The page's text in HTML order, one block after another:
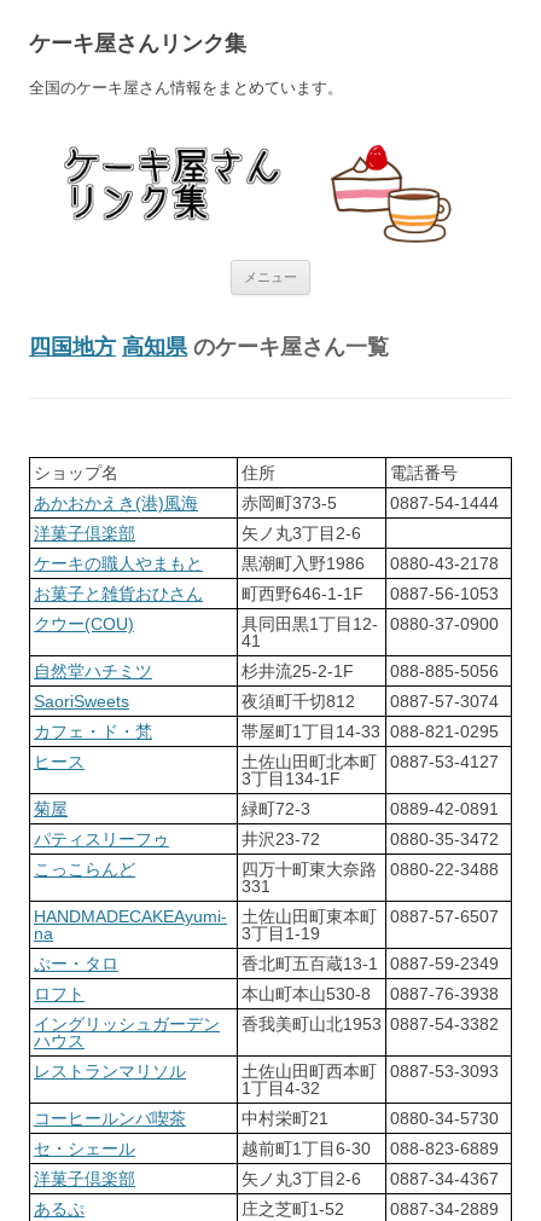
ケーキ屋さんリンク集
全国のケーキ屋さん情報をまとめています。
メニュー
四国地方 高知県 のケーキ屋さん一覧
ショップ名 住所
電話番号
あかおかえき(港)風海
赤岡町373-5
0887-54-1444
洋菓子倶楽部
矢ノ丸3丁目2-6
ケーキの職人やまもと
黒潮町入野1986
0880-43-2178
お菓子と雑貨おひさん
町西野646-1-1F
0887-56-1053
クウー(COU)
具同田黒1丁目12-
41
0880-37-0900
自然堂ハチミツ 杉井流25-2-1F
088-885-5056
SaoriSweets
夜須町千切812
0887-57-3074
カフェ・ド・梵
帯屋町1丁目14-33 088-821-0295
ヒース
土佐山田町北本町
3丁目134-1F
0887-53-4127
菊屋 緑町72-3
0889-42-0891
パティスリーフゥ
井沢23-72
0880-35-3472
こっこらんど
四万十町東大奈路
331
0880-22-3488
HANDMADECAKEAyumi-
na
土佐山田町東本町
3丁目1-19
0887-57-6507
ぷー・タロ 香北町五百蔵13-1
0887-59-2349
ロフト
本山町本山530-8
0887-76-3938
イングリッシュガーデン
ハウス
香我美町山北1953 0887-54-3382
レストランマリソル
土佐山田町西本町
1丁目4-32
0887-53-3093
コーヒールンバ喫茶 中村栄町21
0880-34-5730
セ・シェール
越前町1丁目6-30
088-823-6889
洋菓子倶楽部
矢ノ丸3丁目2-6
0887-34-4367
あるぷ
庄之芝町1-52
0887-34-2889